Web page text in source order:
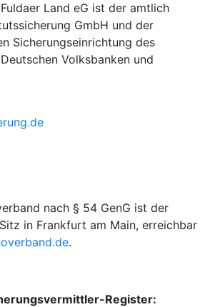
Land eG ist der amtlich
GmbH und der
Sicherungseinrichtung des
Volksbanken und
nach § 54 GenG ist der
in Frankfurt am Main, erreichbar
.
Register: